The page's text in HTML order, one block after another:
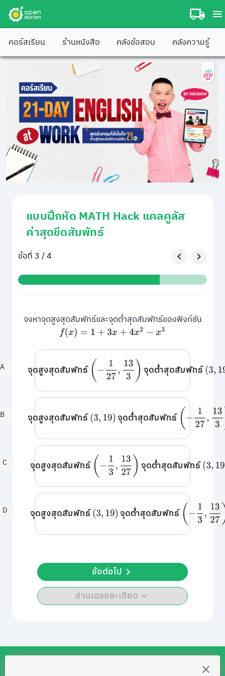
คอร์สเรียน ร้านหนังสือ คลังข้อสอบ คลังความรู้
แบบฝึกหัด MATH Hack แคลคูลัส
ค่าสุดขีดสัมพัทธ์
ข้อที่ 3 / 4
จงหาจุดสูงสุดสัมพัทธ์และจุดต่ำสุดสัมพัทธ์ของฟังก์ชัน
f(x)=1+3x +4 x2− x3
A จุดสูงสุดสัมพัทธ์ (− 27, 133) จุดต่ำสุดสัมพัทธ์(3,19
B จุดสูงสุดสัมพัทธ์(3,19) จุดต่ำสุดสัมพัทธ์ (− 27, 133)
C จุดสูงสุดสัมพัทธ์ (− 3,13 27 ) จุดต่ำสุดสัมพัทธ์(3,19)
D จุดสูงสุดสัมพัทธ์(3,19) จุดต่ำสุดสัมพัทธ์ (− 3,1327 )
อ่านเฉลยละเอียด
ข้อต่อไป